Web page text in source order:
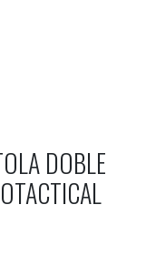
DOBLE